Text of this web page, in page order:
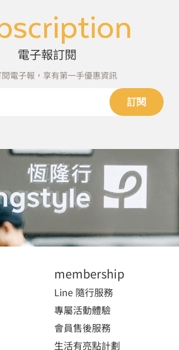
電子報訂閱
電子報，享有第一手優惠資訊
訂閱
membership
Line 隨行服務
專屬活動體驗
會員售後服務
生活有亮點計劃